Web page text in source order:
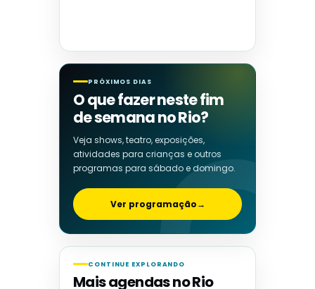
PRÓXIMOS DIAS
O que fazer neste fim
de semana no Rio?
Veja shows, teatro, exposições,
atividades para crianças e outros
programas para sábado e domingo.
Ver programação→
CONTINUE EXPLORANDO
Mais agendas no Rio